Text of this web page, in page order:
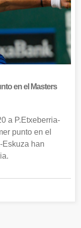
en el Masters
a P.Etxeberria-
punto en el
Eskuza han